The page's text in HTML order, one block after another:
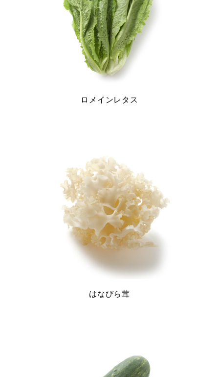
ロメインレタス
はなびら茸